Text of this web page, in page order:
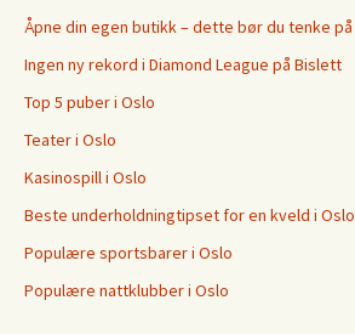
Åpne din egen butikk – dette bør du tenke på
Ingen ny rekord i Diamond League på Bislett
Top 5 puber i Oslo
Teater i Oslo
Kasinospill i Oslo
Beste underholdningtipset for en kveld i Oslo
Populære sportsbarer i Oslo
Populære nattklubber i Oslo